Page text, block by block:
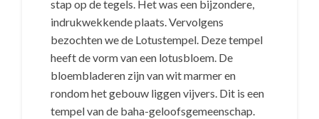
stap op de tegels. Het was een bijzondere,
indrukwekkende plaats. Vervolgens
bezochten we de Lotustempel. Deze tempel
heeft de vorm van een lotusbloem. De
bloembladeren zijn van wit marmer en
rondom het gebouw liggen vijvers. Dit is een
tempel van de baha-geloofsgemeenschap.